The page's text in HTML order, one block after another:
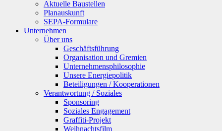
Aktuelle Baustellen
Planauskunft
SEPA-Formulare
Unternehmen
Über uns
Geschäftsführung
Organisation und Gremien
Unternehmensphilosophie
Unsere Energiepolitik
Beteiligungen / Kooperationen
Verantwortung / Soziales
Sponsoring
Soziales Engagement
Graffiti-Projekt
Weihnachtsfilm